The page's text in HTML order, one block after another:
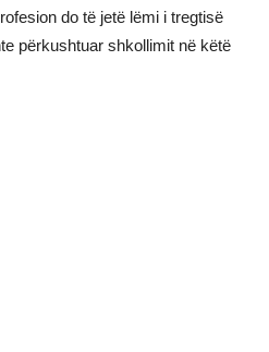
do të jetë lëmi i tregtisë
përkushtuar shkollimit në këtë